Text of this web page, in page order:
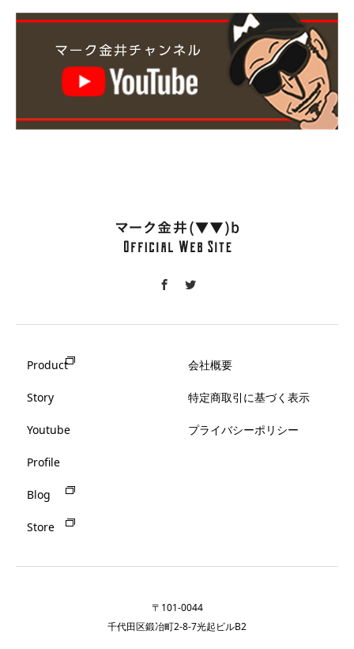
Product
Story
Youtube
Profile
Blog
Store
会社概要
特定商取引に基づく表示
プライバシーポリシー
〒101-0044
千代田区鍛冶町2-8-7光起ビルB2